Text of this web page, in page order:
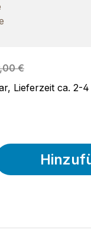
€
Lieferzeit ca. 2-4
ist zurzeit nicht